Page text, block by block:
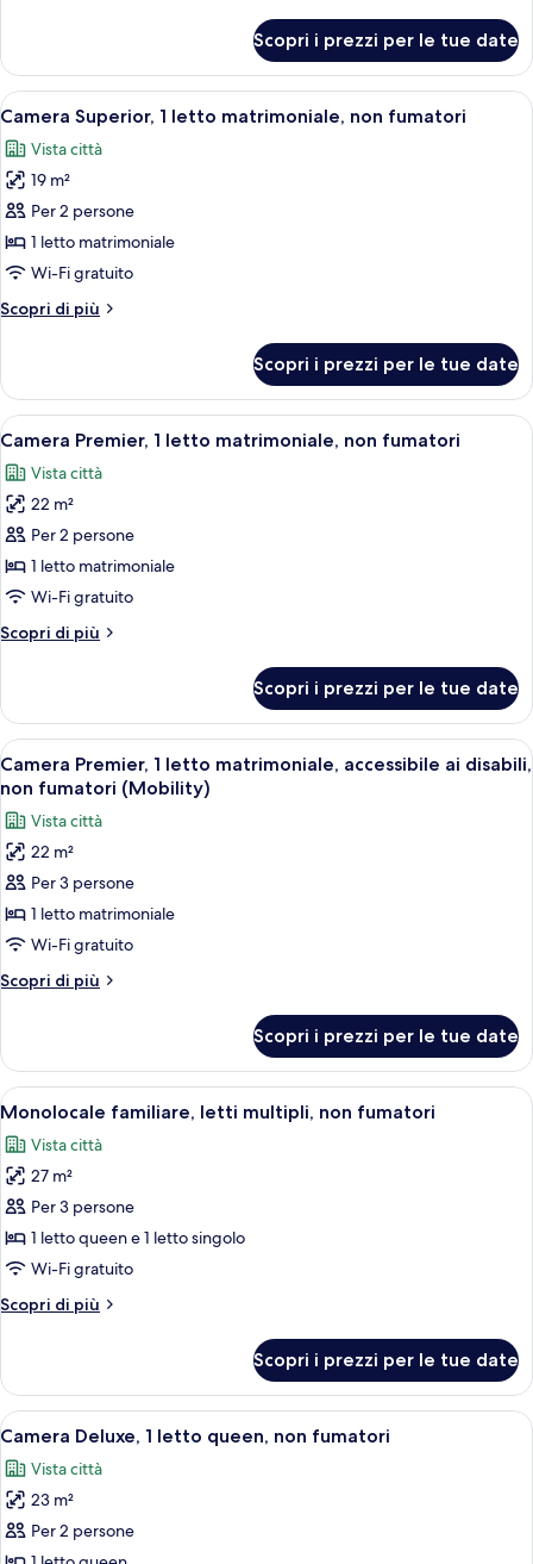
Twin
Room
Scopri i prezzi per le tue date
Apri
tutte
le
foto
per
Camera
Superior,
letto
fumatori
Una camera d'albergo con un letto
7
Camera Superior, 1 letto matrimoniale, non fumatori
Vista città
19 m²
Per 2 persone
1 letto matrimoniale
Wi-Fi gratuito
Scopri di più
Altri
Superior,
letto
non
fumatori
Scopri i prezzi per le tue date
Apri
tutte
le
foto
per
Camera
Premier,
letto
fumatori
Una camera d'albergo con un letto
10
Camera Premier, 1 letto matrimoniale, non fumatori
Vista città
22 m²
Per 2 persone
1 letto matrimoniale
Wi-Fi gratuito
Scopri di più
Altri
Premier,
letto
matrimoniale,
fumatori
Scopri i prezzi per le tue date
Apri
tutte
le
foto
per
Camera
Premier,
1
letto
matrimoniale,
ai
disabili,
non
fumatori
(Mobility)
Una camera d'albergo con un letto
9
Camera Premier, 1 letto matrimoniale, accessibile ai disabili,
non fumatori (Mobility)
Vista città
22 m²
Per 3 persone
1 letto matrimoniale
Wi-Fi gratuito
Scopri di più
Altri
Premier,
letto
accessibile
ai
disabili,
non
fumatori
(Mobility)
Scopri i prezzi per le tue date
Apri
tutte
le
foto
per
Monolocale
familiare,
multipli,
Una camera d'albergo con un letto
13
Monolocale familiare, letti multipli, non fumatori
Vista città
27 m²
Per 3 persone
1 letto queen e 1 letto singolo
Wi-Fi gratuito
Scopri di più
Altri
familiare,
letti
multipli,
fumatori
Scopri i prezzi per le tue date
Apri
tutte
le
foto
per
Una camera d'albergo con un letto
9
Camera Deluxe, 1 letto queen, non fumatori
Vista città
23 m²
Per 2 persone